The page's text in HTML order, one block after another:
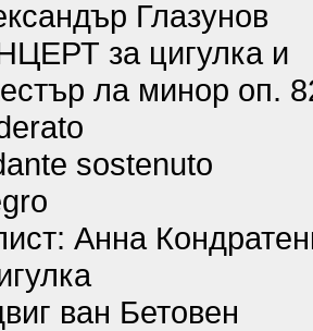
Глазунов
за цигулка и
ла минор оп.
sostenuto
Анна
ван Бетовен